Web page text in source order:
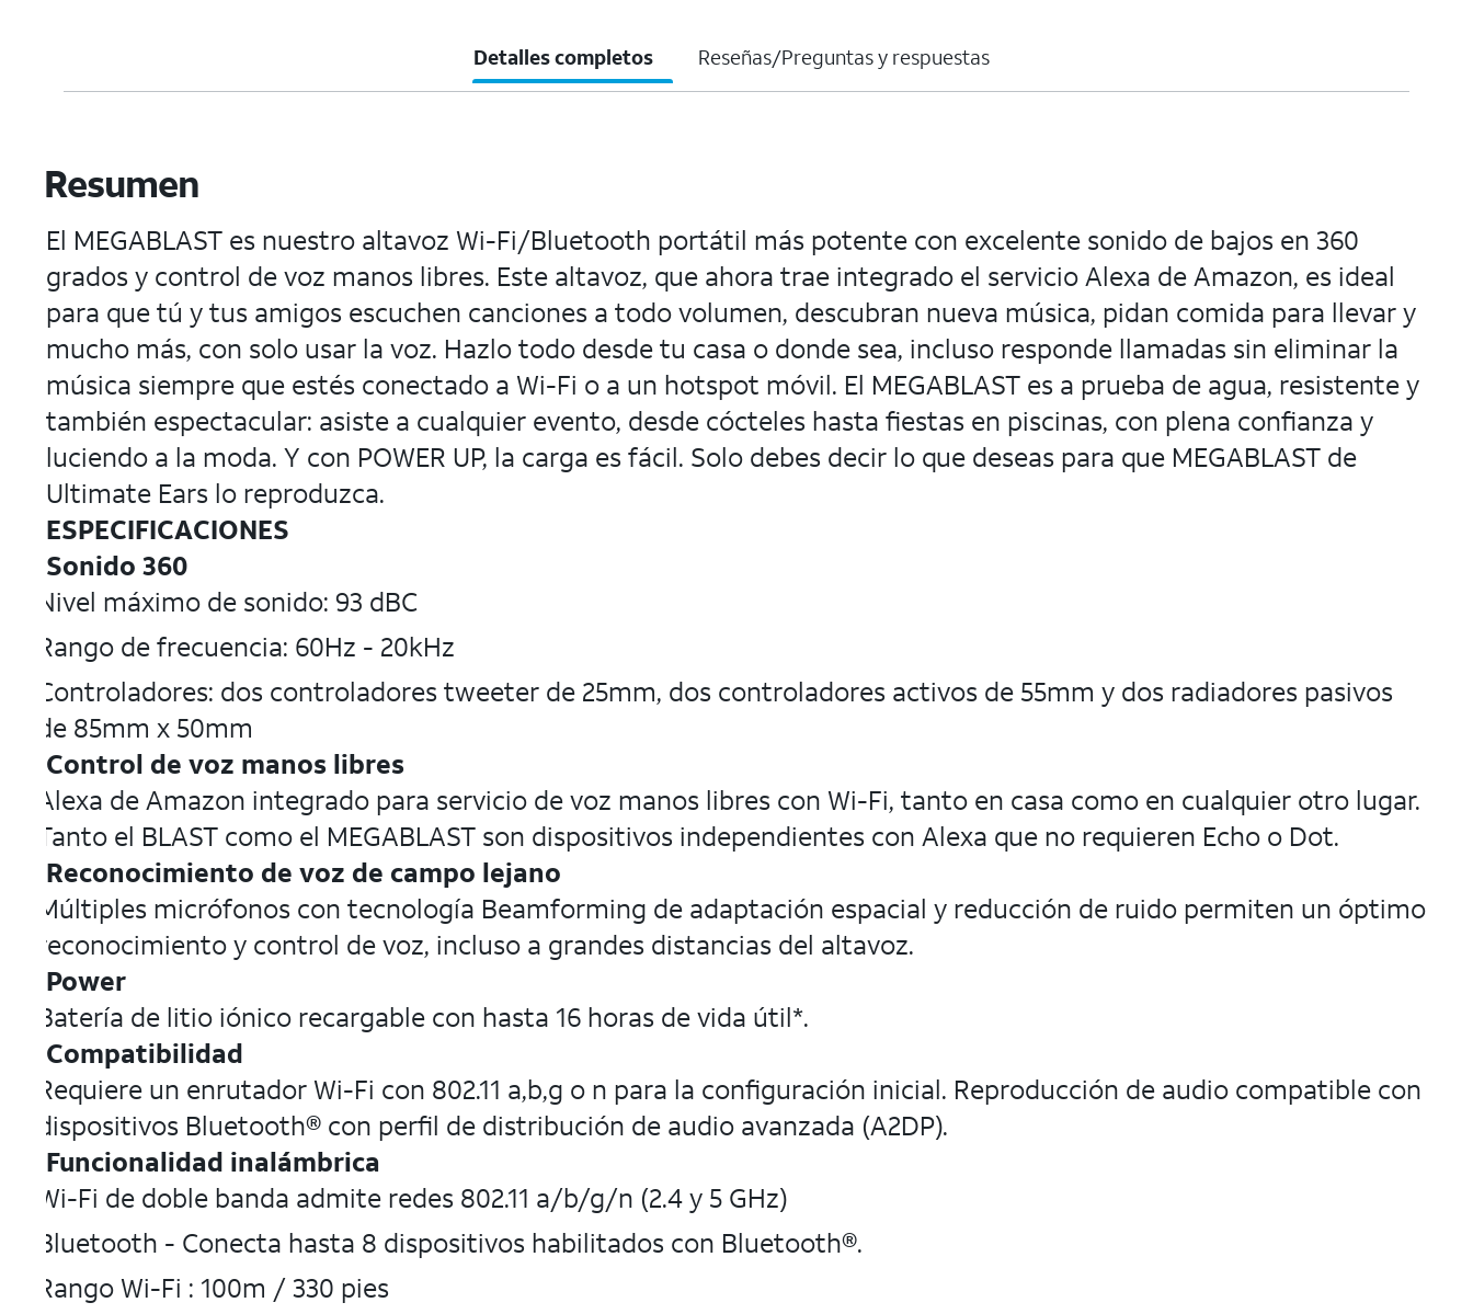
Detalles completos Reseñas/Preguntas y respuestas
Resumen
El MEGABLAST es nuestro altavoz Wi-Fi/Bluetooth portátil más potente con excelente sonido de bajos en 360
grados y control de voz manos libres. Este altavoz, que ahora trae integrado el servicio Alexa de Amazon, es ideal
para que tú y tus amigos escuchen canciones a todo volumen, descubran nueva música, pidan comida para llevar y
mucho más, con solo usar la voz. Hazlo todo desde tu casa o donde sea, incluso responde llamadas sin eliminar la
música siempre que estés conectado a Wi-Fi o a un hotspot móvil. El MEGABLAST es a prueba de agua, resistente y
también espectacular: asiste a cualquier evento, desde cócteles hasta fiestas en piscinas, con plena confianza y
luciendo a la moda. Y con POWER UP, la carga es fácil. Solo debes decir lo que deseas para que MEGABLAST de
Ultimate Ears lo reproduzca.
ESPECIFICACIONES
Sonido 360
Nivel máximo de sonido: 93 dBC
Rango de frecuencia: 60Hz - 20kHz
Controladores: dos controladores tweeter de 25mm, dos controladores activos de 55mm y dos radiadores pasivos
de 85mm x 50mm
Control de voz manos libres
Alexa de Amazon integrado para servicio de voz manos libres con Wi-Fi, tanto en casa como en cualquier otro lugar.
Tanto el BLAST como el MEGABLAST son dispositivos independientes con Alexa que no requieren Echo o Dot.
Reconocimiento de voz de campo lejano
Múltiples micrófonos con tecnología Beamforming de adaptación espacial y reducción de ruido permiten un óptimo
reconocimiento y control de voz, incluso a grandes distancias del altavoz.
Power
Batería de litio iónico recargable con hasta 16 horas de vida útil*.
Compatibilidad
Requiere un enrutador Wi-Fi con 802.11 a,b,g o n para la configuración inicial. Reproducción de audio compatible con
dispositivos Bluetooth® con perfil de distribución de audio avanzada (A2DP).
Funcionalidad inalámbrica
Wi-Fi de doble banda admite redes 802.11 a/b/g/n (2.4 y 5 GHz)
Bluetooth - Conecta hasta 8 dispositivos habilitados con Bluetooth®.
Rango Wi-Fi : 100m / 330 pies